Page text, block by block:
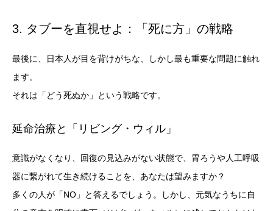
3. タブーを直視せよ：「死に方」の戦略
最後に、日本人が目を背けがちな、しかし最も重要な問題に触れ
ます。
それは「どう死ぬか」という戦略です。
延命治療と「リビング・ウィル」
意識がなくなり、回復の見込みがない状態で、胃ろうや人工呼吸
器に繋がれて生き続けることを、あなたは望みますか？
多くの人が「NO」と答えるでしょう。しかし、元気なうちに自